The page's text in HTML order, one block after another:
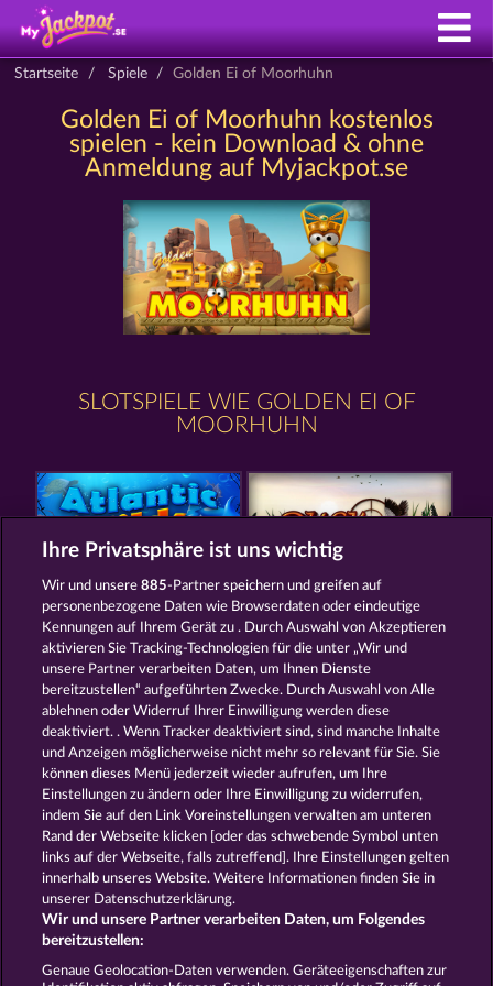
Startseite Spiele Golden Ei of Moorhuhn
Golden Ei of Moorhuhn kostenlos
spielen - kein Download & ohne
Anmeldung auf Myjackpot.se
SLOTSPIELE WIE GOLDEN EI OF
MOORHUHN
ATLANTIC WILDS DUCK SHOOTER
BLACK BEAUTY
AGB Datenschutz Impressum
Unternehmensseite
Affiliate-Programm
Ihre Privatsphäre ist uns wichtig
Wir und unsere885-Partner speichern und greifen auf
personenbezogene Daten wie Browserdaten oder eindeutige
Kennungen auf Ihrem Gerät zu . Durch Auswahl von Akzeptieren
aktivieren Sie Tracking-Technologien für die unter „Wir und
unsere Partner verarbeiten Daten, um Ihnen Dienste
bereitzustellen“ aufgeführten Zwecke. Durch Auswahl von Alle
ablehnen oder Widerruf Ihrer Einwilligung werden diese
deaktiviert. . Wenn Tracker deaktiviert sind, sind manche Inhalte
und Anzeigen möglicherweise nicht mehr so ​​relevant für Sie. Sie
können dieses Menü jederzeit wieder aufrufen, um Ihre
Einstellungen zu ändern oder Ihre Einwilligung zu widerrufen,
indem Sie auf den Link Voreinstellungen verwalten am unteren
Rand der Webseite klicken [oder das schwebende Symbol unten
links auf der Webseite, falls zutreffend]. Ihre Einstellungen gelten
innerhalb unseres Website. Weitere Informationen finden Sie in
unserer Datenschutzerklärung.
Wir und unsere Partner verarbeiten Daten, um Folgendes
bereitzustellen:
Genaue Geolocation-Daten verwenden. Geräteeigenschaften zur